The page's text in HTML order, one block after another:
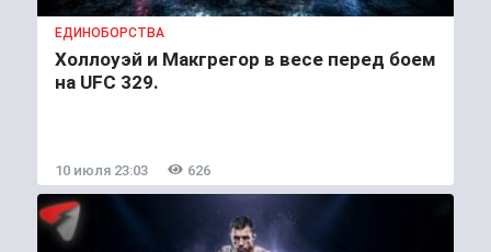
ЕДИНОБОРСТВА
Холлоуэй и Макгрегор в весе перед боем
на UFC 329.
10 июля 23:03 626